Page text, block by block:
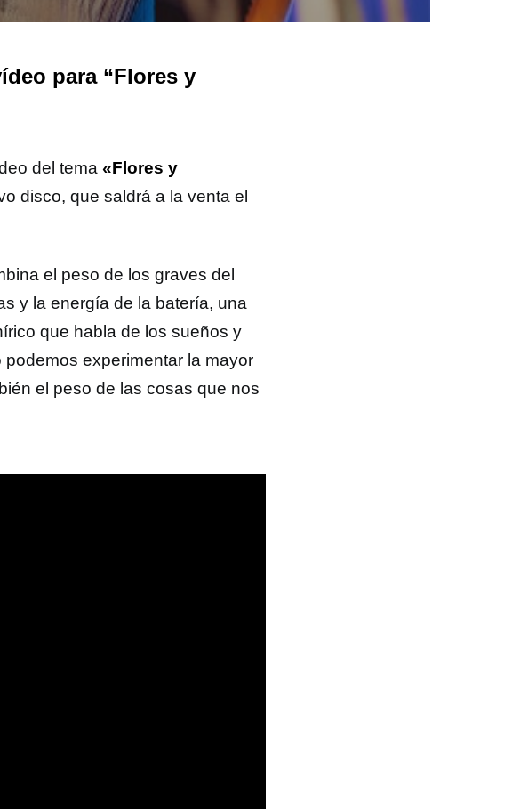
para “Flores y
del tema «Flores y
disco, que saldrá a la venta el
el peso de los graves del
y la energía de la batería, una
que habla de los sueños y
experimentar la mayor
el peso de las cosas que nos